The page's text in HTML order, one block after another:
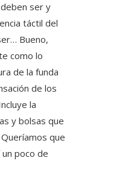
ser y
táctil del
Bueno,
como lo
de la funda
de los
la
y bolsas que
que
poco de